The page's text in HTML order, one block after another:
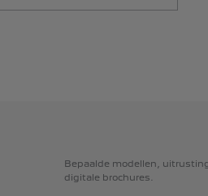
Bepaalde modellen,
digitale brochures.